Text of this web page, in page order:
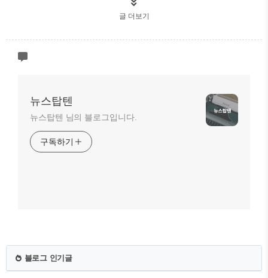
글 더보기
뉴스탑텐
뉴스탑텐 님의 블로그입니다.
구독하기
블로그 인기글